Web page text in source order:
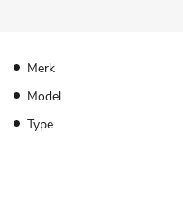
Merk
Model
Type